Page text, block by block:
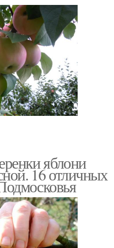
яблони
16 отличных